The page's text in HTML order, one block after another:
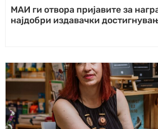
МАИ ги отвора пријавите за
најдобри издавачки